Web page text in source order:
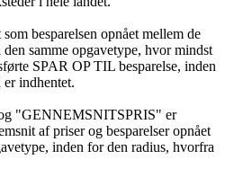
besparelsen opnået mellem de
samme opgavetype, hvor mindst
SPAR OP TIL besparelse, inden
indhentet.
"GENNEMSNITSPRIS" er
af priser og besparelser opnået
inden for den radius, hvorfra